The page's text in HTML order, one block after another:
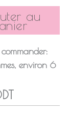
au
, environ6